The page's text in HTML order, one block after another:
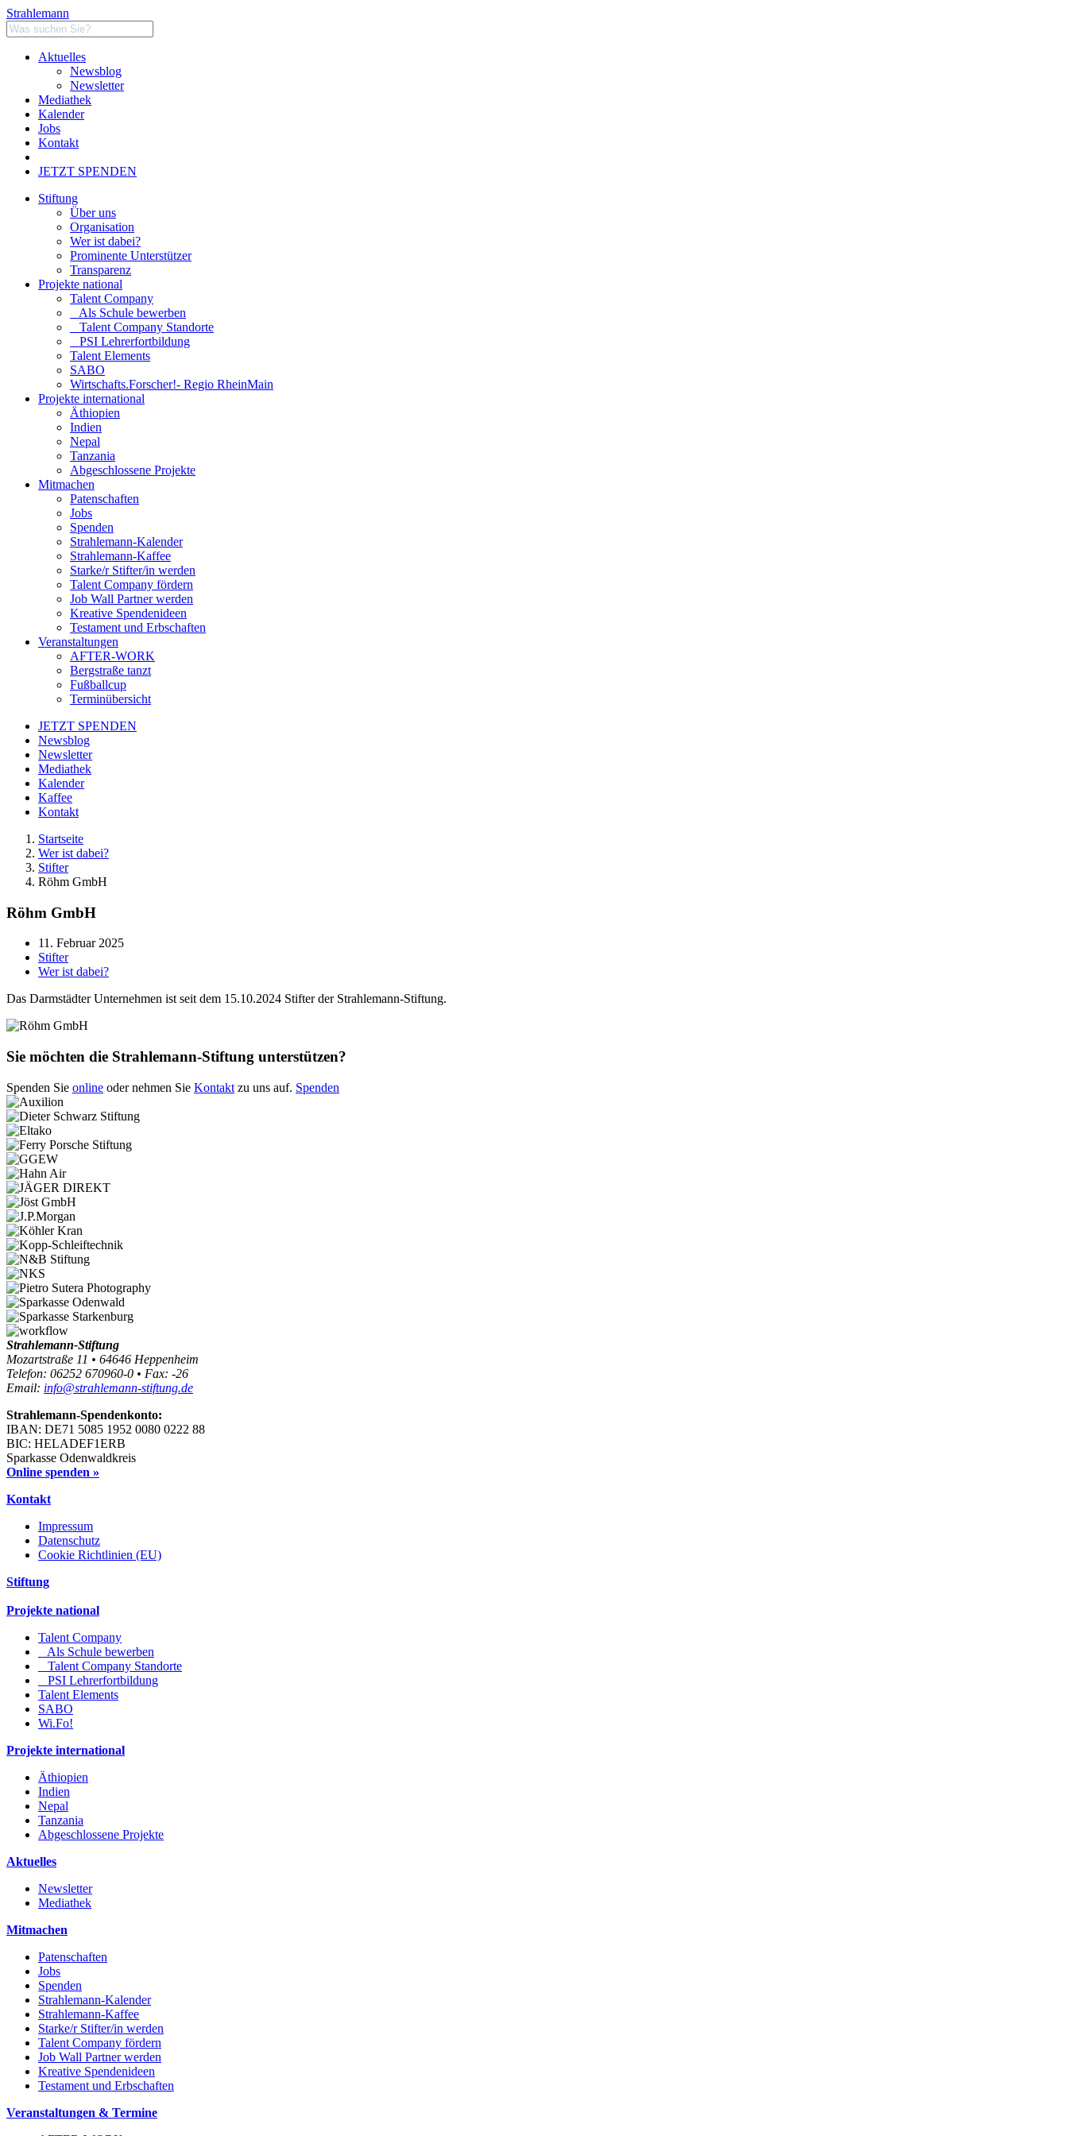
Strahlemann
Aktuelles
Newsblog
Newsletter
Mediathek
Kalender
Jobs
Kontakt
JETZT SPENDEN
Stiftung
Über uns
Organisation
Wer ist dabei?
Prominente Unterstützer
Transparenz
Projekte national
Talent Company
Als Schule bewerben
Talent Company Standorte
PSI Lehrerfortbildung
Talent Elements
SABO
Wirtschafts.Forscher!- Regio RheinMain
Projekte international
Äthiopien
Indien
Nepal
Tanzania
Abgeschlossene Projekte
Mitmachen
Patenschaften
Jobs
Spenden
Strahlemann-Kalender
Strahlemann-Kaffee
Starke/r Stifter/in werden
Talent Company fördern
Job Wall Partner werden
Kreative Spendenideen
Testament und Erbschaften
Veranstaltungen
AFTER-WORK
Bergstraße tanzt
Fußballcup
Terminübersicht
JETZT SPENDEN
Newsblog
Newsletter
Mediathek
Kalender
Kaffee
Kontakt
Startseite
Wer ist dabei?
Stifter
Röhm GmbH
Röhm GmbH
11. Februar 2025
Stifter
Wer ist dabei?
Das Darmstädter Unternehmen ist seit dem 15.10.2024 Stifter der Strahlemann-Stiftung.
Sie möchten die Strahlemann-Stiftung unterstützen?
Spenden Sie online oder nehmen Sie Kontakt zu uns auf. Spenden
Strahlemann-Stiftung
Mozartstraße 11 • 64646 Heppenheim
Telefon: 06252 670960-0 • Fax: -26
Email: info@strahlemann-stiftung.de
Strahlemann-Spendenkonto:
IBAN: DE71 5085 1952 0080 0222 88
BIC: HELADEF1ERB
Sparkasse Odenwaldkreis
Online spenden »
Kontakt
Impressum
Datenschutz
Cookie Richtlinien (EU)
Stiftung
Projekte national
Talent Company
Als Schule bewerben
Talent Company Standorte
PSI Lehrerfortbildung
Talent Elements
SABO
Wi.Fo!
Projekte international
Äthiopien
Indien
Nepal
Tanzania
Abgeschlossene Projekte
Aktuelles
Newsletter
Mediathek
Mitmachen
Patenschaften
Jobs
Spenden
Strahlemann-Kalender
Strahlemann-Kaffee
Starke/r Stifter/in werden
Talent Company fördern
Job Wall Partner werden
Kreative Spendenideen
Testament und Erbschaften
Veranstaltungen & Termine